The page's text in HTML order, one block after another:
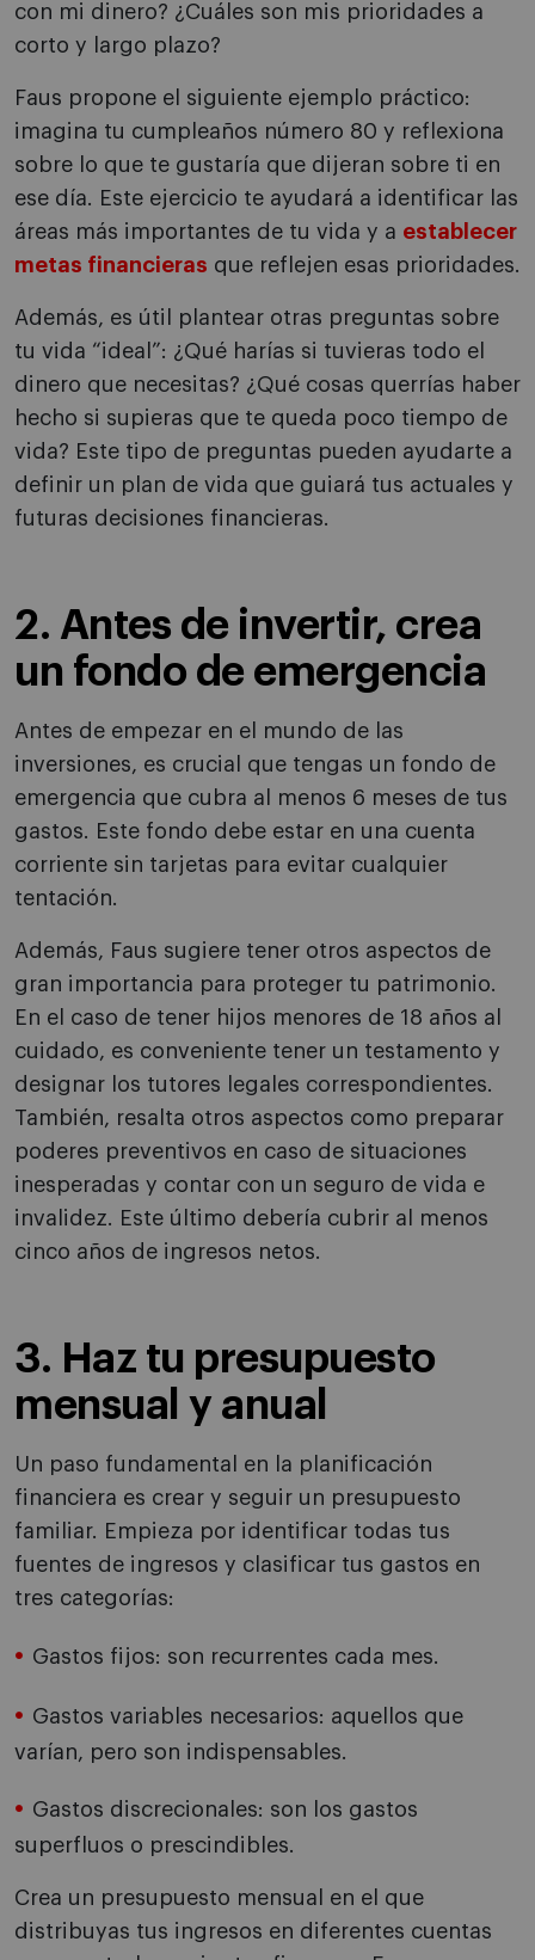
con mi dinero? ¿Cuáles son mis prioridades a
corto y largo plazo?
Faus propone el siguiente ejemplo práctico:
imagina tu cumpleaños número 80 y reflexiona
sobre lo que te gustaría que dijeran sobre ti en
ese día. Este ejercicio te ayudará a identificar las
áreas más importantes de tu vida y a establecer
metas financieras que reflejen esas prioridades.
Además, es útil plantear otras preguntas sobre
tu vida “ideal”: ¿Qué harías si tuvieras todo el
dinero que necesitas? ¿Qué cosas querrías haber
hecho si supieras que te queda poco tiempo de
vida? Este tipo de preguntas pueden ayudarte a
definir un plan de vida que guiará tus actuales y
futuras decisiones financieras.
2. Antes de invertir, crea
un fondo de emergencia
Antes de empezar en el mundo de las
inversiones, es crucial que tengas un fondo de
emergencia que cubra al menos 6 meses de tus
gastos. Este fondo debe estar en una cuenta
corriente sin tarjetas para evitar cualquier
tentación.
Además, Faus sugiere tener otros aspectos de
gran importancia para proteger tu patrimonio.
En el caso de tener hijos menores de 18 años al
cuidado, es conveniente tener un testamento y
designar los tutores legales correspondientes.
También, resalta otros aspectos como preparar
poderes preventivos en caso de situaciones
inesperadas y contar con un seguro de vida e
invalidez. Este último debería cubrir al menos
cinco años de ingresos netos.
3. Haz tu presupuesto
mensual y anual
Un paso fundamental en la planificación
financiera es crear y seguir un presupuesto
familiar. Empieza por identificar todas tus
fuentes de ingresos y clasificar tus gastos en
tres categorías:
Gastos fijos: son recurrentes cada mes.
Gastos variables necesarios: aquellos que
varían, pero son indispensables.
Gastos discrecionales: son los gastos
superfluos o prescindibles.
Crea un presupuesto mensual en el que
distribuyas tus ingresos en diferentes cuentas